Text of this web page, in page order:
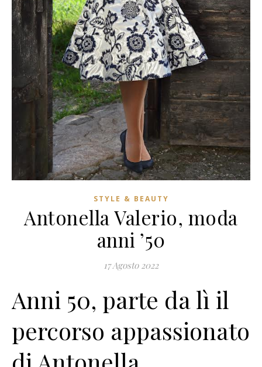
STYLE & BEAUTY
Antonella Valerio, moda
anni ’50
17 Agosto 2022
Anni 50, parte da lì il
percorso appassionato